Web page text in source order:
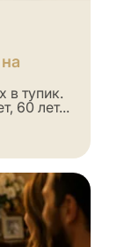
в тупик.
60 лет...